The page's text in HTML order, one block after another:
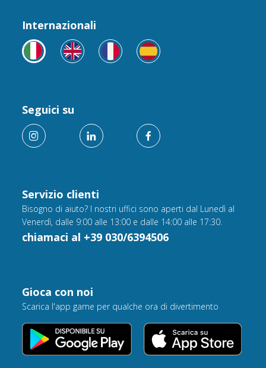
Servizio clienti
Bisogno di aiuto? I nostri uffici sono aperti dal Lunedì al
Venerdì, dalle 9:00 alle 13:00 e dalle 14:00 alle 17:30.
chiamaci al +39 030/6394506
Internazionali
Seguici su
Gioca con noi
Scarica l'app game per qualche ora di divertimento